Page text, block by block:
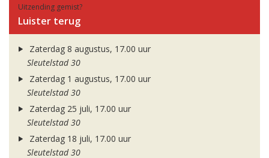
Uitzending gemist?
Luister terug
Zaterdag 8 augustus, 17.00 uur
Sleutelstad 30
Zaterdag 1 augustus, 17.00 uur
Sleutelstad 30
Zaterdag 25 juli, 17.00 uur
Sleutelstad 30
Zaterdag 18 juli, 17.00 uur
Sleutelstad 30